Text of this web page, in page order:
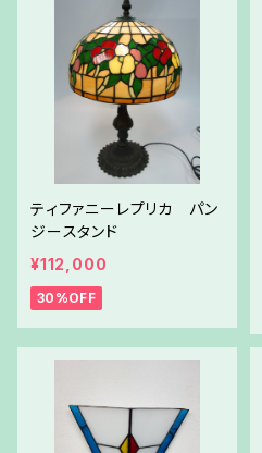
ティファニーレプリカ パン
ジースタンド
¥112,000
30%OFF